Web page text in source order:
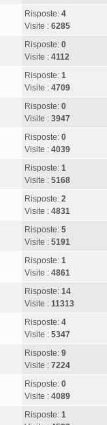
Risposte: 4
Visite : 6285
Risposte: 0
Visite : 4112
Risposte: 1
Visite : 4709
Risposte: 0
Visite : 3947
Risposte: 0
Visite : 4039
Risposte: 1
Visite : 5168
Risposte: 2
Visite : 4831
Risposte: 5
Visite : 5191
Risposte: 1
Visite : 4861
Risposte: 14
Visite : 11313
Risposte: 4
Visite : 5347
Risposte: 9
Visite : 7224
Risposte: 0
Visite : 4089
Risposte: 1